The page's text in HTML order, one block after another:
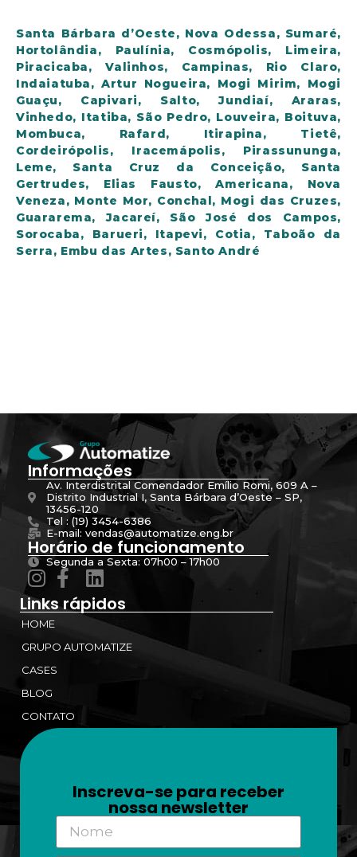
Santa Bárbara d’Oeste, Nova Odessa, Sumaré,
Hortolândia, Paulínia, Cosmópolis, Limeira,
Piracicaba, Valinhos, Campinas, Rio Claro,
Indaiatuba, Artur Nogueira, Mogi Mirim, Mogi
Guaçu, Capivari, Salto, Jundiaí, Araras,
Vinhedo, Itatiba, São Pedro, Louveira, Boituva,
Mombuca, Rafard, Itirapina, Tietê,
Cordeirópolis, Iracemápolis, Pirassununga,
Leme, Santa Cruz da Conceição, Santa
Gertrudes, Elias Fausto, Americana, Nova
Veneza, Monte Mor, Conchal, Mogi das Cruzes,
Guararema, Jacareí, São José dos Campos,
Sorocaba, Barueri, Itapevi, Cotia, Taboão da
Serra, Embu das Artes, Santo André
Informações
Av. Interdistrital Comendador Emílio Romi, 609 A –
Distrito Industrial I, Santa Bárbara d’Oeste – SP,
13456-120
Tel : (19) 3454-6386
E-mail: vendas@automatize.eng.br
Horário de funcionamento
Segunda a Sexta: 07h00 – 17h00
Links rápidos
HOME
GRUPO AUTOMATIZE
CASES
BLOG
CONTATO
Inscreva-se para receber
nossa newsletter